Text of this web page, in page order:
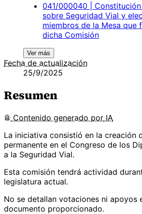
041/000040 |
sobre Seguridad Vial y
miembros de la Mesa que
dicha Comisión
Ver más
Fecha de actualización
25/9/2025
Resumen
Contenido generado por IA
La iniciativa consistió en la creación
permanente en el Congreso de los
a la Seguridad Vial.
Esta comisión tendrá actividad
legislatura actual.
No se detallan votaciones ni apoyos
documento proporcionado.